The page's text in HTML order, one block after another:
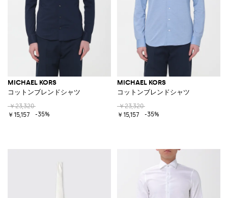
MICHAEL KORS
コットンブレンドシャツ
￥23,320
￥15,157
-35%
MICHAEL KORS
コットンブレンドシャツ
￥23,320
￥15,157
-35%